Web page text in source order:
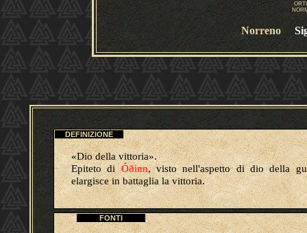
Norreno
DEFINIZIONE
«Dio della vittoria».
Epiteto diÓðinn, visto nell'aspetto di dio della
elargisce in battaglia la vittoria.
FONTI